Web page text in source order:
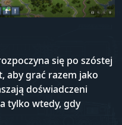
się po szóstej
aby grać razem jako
doświadczeni
tylko wtedy, gdy